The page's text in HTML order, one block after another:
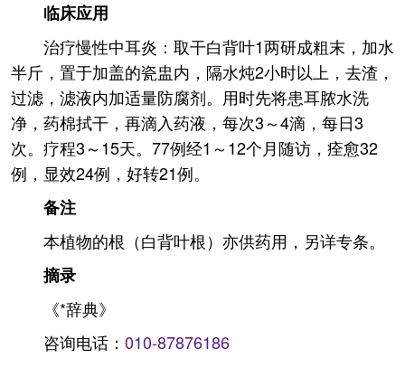
临床应用
治疗慢性中耳炎：取干白背叶1两研成粗末，加水
半斤，置于加盖的瓷盅内，隔水炖2小时以上，去渣，
过滤，滤液内加适量防腐剂。用时先将患耳脓水洗
净，药棉拭干，再滴入药液，每次3～4滴，每日3
次。疗程3～15天。77例经1～12个月随访，痊愈32
例，显效24例，好转21例。
备注
本植物的根（白背叶根）亦供药用，另详专条。
摘录
《*辞典》
咨询电话： 010-87876186